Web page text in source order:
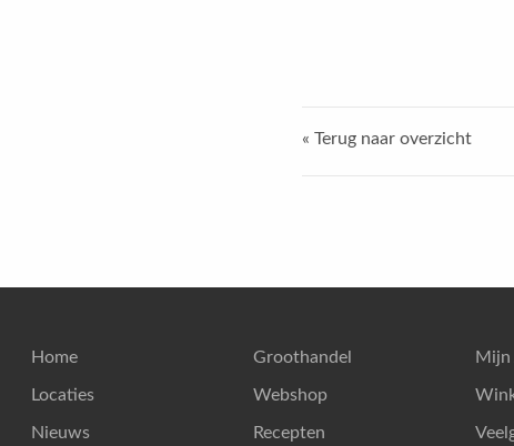
« Terug naar overzicht
Home
Locaties
Nieuws
Groothandel
Webshop
Recepten